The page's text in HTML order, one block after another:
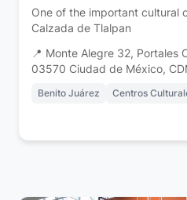
One of the important cultural
Calzada de Tlalpan
📍 Monte Alegre 32, Portales
03570 Ciudad de México,
Benito Juárez Centros